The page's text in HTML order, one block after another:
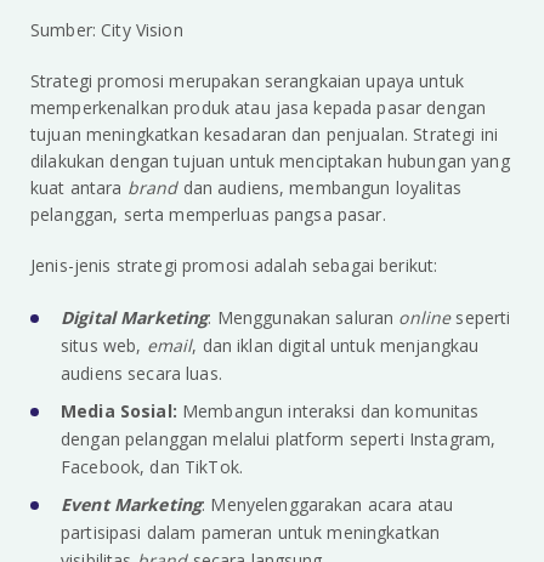
Sumber: City Vision
Strategi promosi merupakan serangkaian upaya untuk
memperkenalkan produk atau jasa kepada pasar dengan
tujuan meningkatkan kesadaran dan penjualan. Strategi ini
dilakukan dengan tujuan untuk menciptakan hubungan yang
kuat antara brand dan audiens, membangun loyalitas
pelanggan, serta memperluas pangsa pasar.
Jenis-jenis strategi promosi adalah sebagai berikut:
Digital Marketing: Menggunakan saluran online seperti
situs web, email, dan iklan digital untuk menjangkau
audiens secara luas.
Media Sosial: Membangun interaksi dan komunitas
dengan pelanggan melalui platform seperti Instagram,
Facebook, dan TikTok.
Event Marketing: Menyelenggarakan acara atau
partisipasi dalam pameran untuk meningkatkan